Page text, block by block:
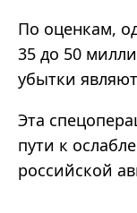
По оценкам,
35 до 50
убытки
Эта
пути к
российской